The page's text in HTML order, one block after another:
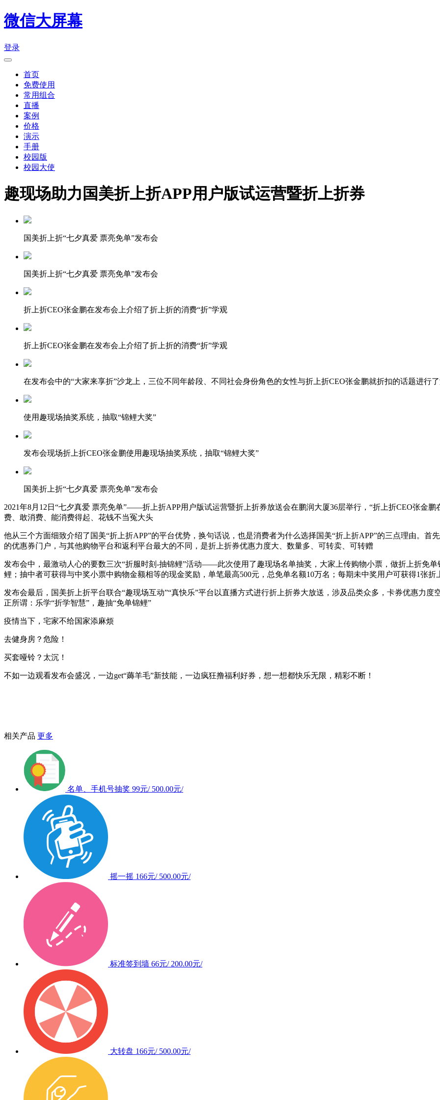
微信大屏幕
登录
首页
免费使用
常用组合
直播
案例
价格
演示
手册
校园版
校园大使
趣现场助力国美折上折APP用户版试运营暨折上折券
国美折上折“七夕真爱 票亮免单”发布会
国美折上折“七夕真爱 票亮免单”发布会
折上折CEO张金鹏在发布会上介绍了折上折的消费“折”学观
折上折CEO张金鹏在发布会上介绍了折上折的消费“折”学观
在发布会中的“大家来享折”沙龙上，三位不同年龄段、不同社会身份角色的女性与折上折CEO张金鹏就折扣的话题进行了
使用趣现场抽奖系统，抽取“锦鲤大奖”
发布会现场折上折CEO张金鹏使用趣现场抽奖系统，抽取“锦鲤大奖”
国美折上折“七夕真爱 票亮免单”发布会
2021年8月12日“七夕真爱 票亮免单”——折上折APP用户版试运营暨折上折券放送会在鹏润大厦36层举行，“折上折CEO张金
费、敢消费、能消费得起、花钱不当冤大头
他从三个方面细致介绍了国美“折上折APP”的平台优势，换句话说，也是消费者为什么选择国美“折上折APP”的三点理由。首
的优惠券门户，与其他购物平台和返利平台最大的不同，是折上折券优惠力度大、数量多、可转卖、可转赠
发布会中，最激动人心的要数三次“折服时刻-抽锦鲤”活动——此次使用了趣现场名单抽奖，大家上传购物小票，做折上折免
鲤；抽中者可获得与中奖小票中购物金额相等的现金奖励，单笔最高500元，总免单名额10万名；每期未中奖用户可获得1张
发布会最后，国美折上折平台联合“趣现场互动”“真快乐”平台以直播方式进行折上折券大放送，涉及品类众多，卡券优惠力度
正所谓：乐学“折学智慧”，趣抽“免单锦鲤”
疫情当下，宅家不给国家添麻烦
去健身房？危险！
买套哑铃？太沉！
不如一边观看发布会盛况，一边get“薅羊毛”新技能，一边疯狂撸福利好券，想一想都快乐无限，精彩不断！
相关产品 更多
名单、手机号抽奖 99元/ 500.00元/
摇一摇 166元/ 500.00元/
标准签到墙 66元/ 200.00元/
大转盘 166元/ 500.00元/